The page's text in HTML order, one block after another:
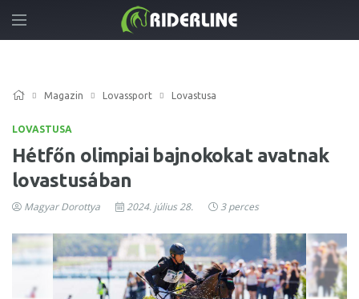
Magazin Lovassport Lovastusa
LOVASTUSA
Hétfőn olimpiai bajnokokat avatnak
lovastusában
Magyar Dorottya 2024. július 28. 3 perces